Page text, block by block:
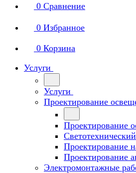
0 Сравнение
0 Избранное
0 Корзина
Услуги
Услуги
Проектирование
Проектирование
Проектирование
Проектирование
Электромонтажные